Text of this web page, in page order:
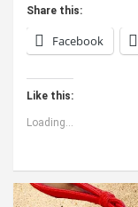
Share this:
Facebook
Like this:
Loading...